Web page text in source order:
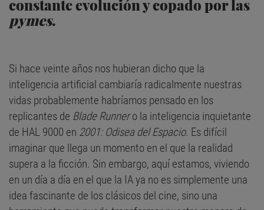
constante evolución y copado por las
pymes.
Si hace veinte años nos hubieran dicho que la
inteligencia artificial cambiaría radicalmente nuestras
vidas probablemente habríamos pensado en los
replicantes de Blade Runnero la inteligencia inquietante
de HAL 9000 en 2001: Odisea del Espacio. Es difícil
imaginar que llega un momento en el que la realidad
supera a la ficción. Sin embargo, aquí estamos, viviendo
en un día a día en el que la IA ya no es simplemente una
idea fascinante de los clásicos del cine, sino una